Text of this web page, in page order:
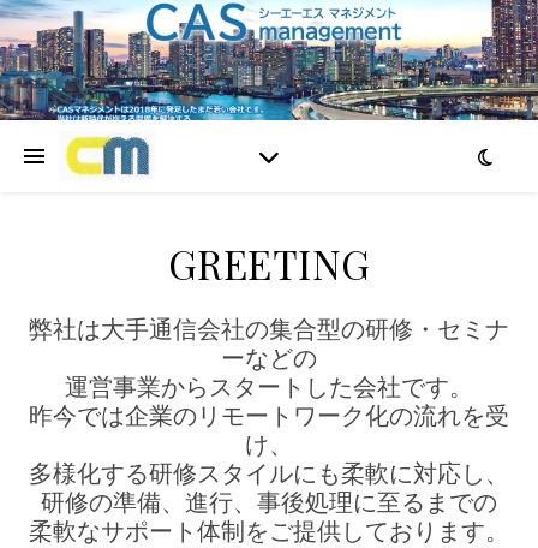
GREETING
弊社は大手通信会社の集合型の研修・セミナ
ーなどの
運営事業からスタートした会社です。
昨今では企業のリモートワーク化の流れを受
け、
多様化する研修スタイルにも柔軟に対応し、
研修の準備、進行、事後処理に至るまでの
柔軟なサポート体制をご提供しております。